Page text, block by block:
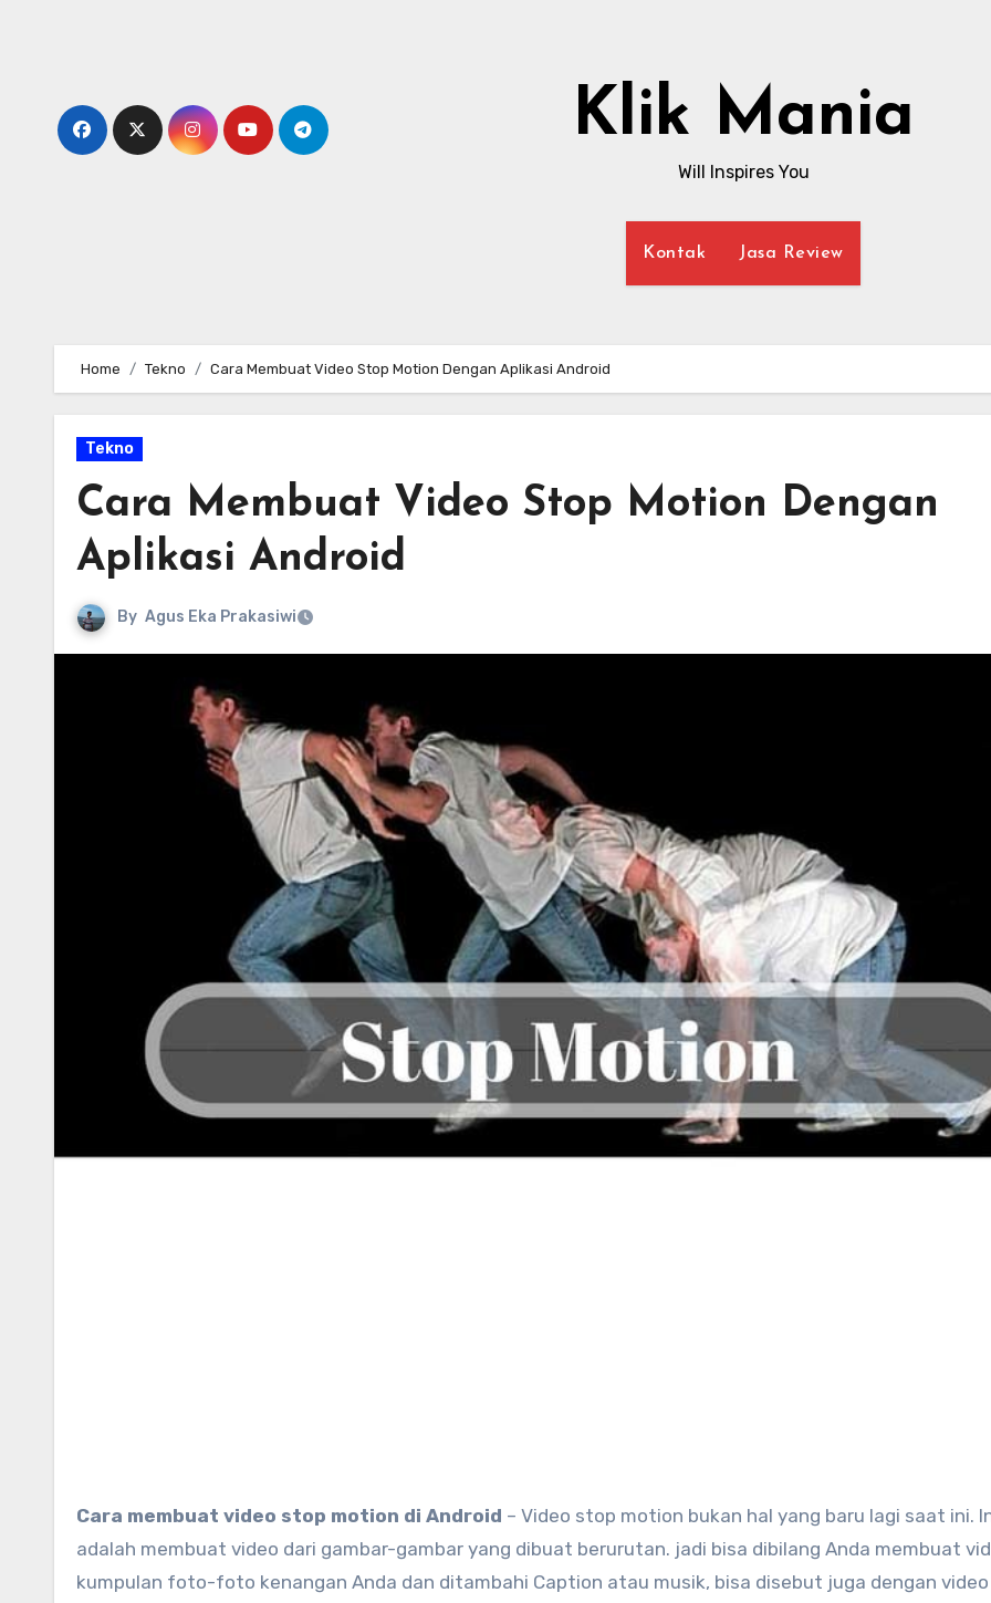
Klik Mania
Will Inspires You
Kontak Jasa Review
Home Tekno Cara Membuat Video Stop Motion Dengan Aplikasi Android
Tekno
Cara Membuat Video Stop Motion Dengan
Aplikasi Android
By Agus Eka Prakasiwi
Cara membuat video stop motion di Android – Video stop motion bukan hal yang baru lagi saat ini.
adalah membuat video dari gambar-gambar yang dibuat berurutan. jadi bisa dibilang Anda membuat
kumpulan foto-foto kenangan Anda dan ditambahi Caption atau musik, bisa disebut juga dengan